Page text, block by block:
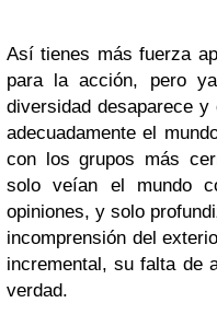
Así tienes más fuerza
para la acción, pero
diversidad desaparece
adecuadamente el
con los grupos más
solo veían el mundo
opiniones, y solo
incomprensión del
incremental, su falta de
verdad.